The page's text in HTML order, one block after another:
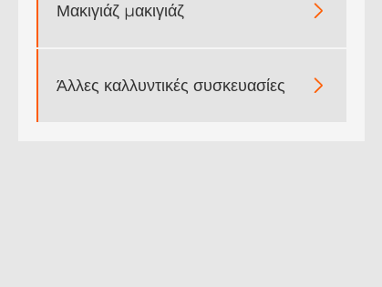
Μακιγιάζ μακιγιάζ 
Άλλες καλλυντικές συσκευασίες 